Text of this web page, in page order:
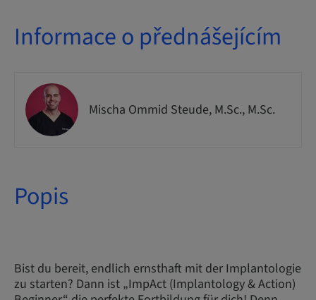
Informace o přednášejícím
Mischa Ommid Steude, M.Sc., M.Sc.
Popis
Bist du bereit, endlich ernsthaft mit der Implantologie
zu starten? Dann ist „ImpAct (Implantology & Action)